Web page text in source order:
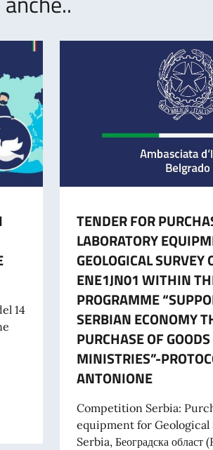
14
A PROGETTI PROMOSSI DA ENTI
TENDER FOR
LABORATORY
GEOLOGICAL SURVEY
ENE1JN01 WITHIN
PROGRAMME
SERBIAN ECONOMY
PURCHASE OF
MINISTRIES”-
ANTONIONE
Competition Serbia:
equipment for Geological
Serbia, Београдска област